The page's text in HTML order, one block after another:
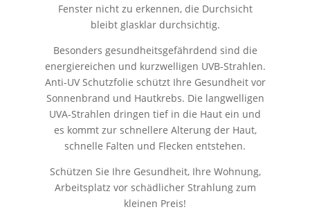
Fenster nicht zu erkennen, die Durchsicht
bleibt glasklar durchsichtig.
Besonders gesundheitsgefährdend sind die
energiereichen und kurzwelligen UVB-Strahlen.
Anti-UV Schutzfolie schützt Ihre Gesundheit vor
Sonnenbrand und Hautkrebs. Die langwelligen
UVA-Strahlen dringen tief in die Haut ein und
es kommt zur schnellere Alterung der Haut,
schnelle Falten und Flecken entstehen.
Schützen Sie Ihre Gesundheit, Ihre Wohnung,
Arbeitsplatz vor schädlicher Strahlung zum
kleinen Preis!